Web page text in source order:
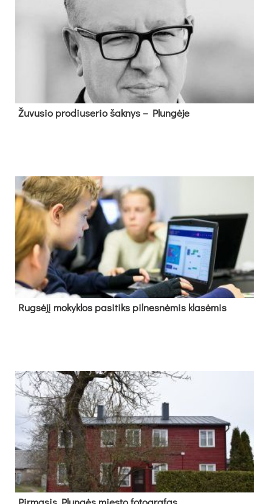
Žu­vu­sio pro­diu­se­rio šak­nys – Plun­gė­je
Rug­sė­jį mo­kyk­los pa­si­tiks pil­nes­nė­mis kla­sė­mis